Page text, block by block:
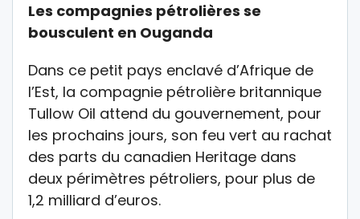
Les compagnies pétrolières se
bousculent en Ouganda
Dans ce petit pays enclavé d’Afrique de
l’Est, la compagnie pétrolière britannique
Tullow Oil attend du gouvernement, pour
les prochains jours, son feu vert au rachat
des parts du canadien Heritage dans
deux périmètres pétroliers, pour plus de
1,2 milliard d’euros.